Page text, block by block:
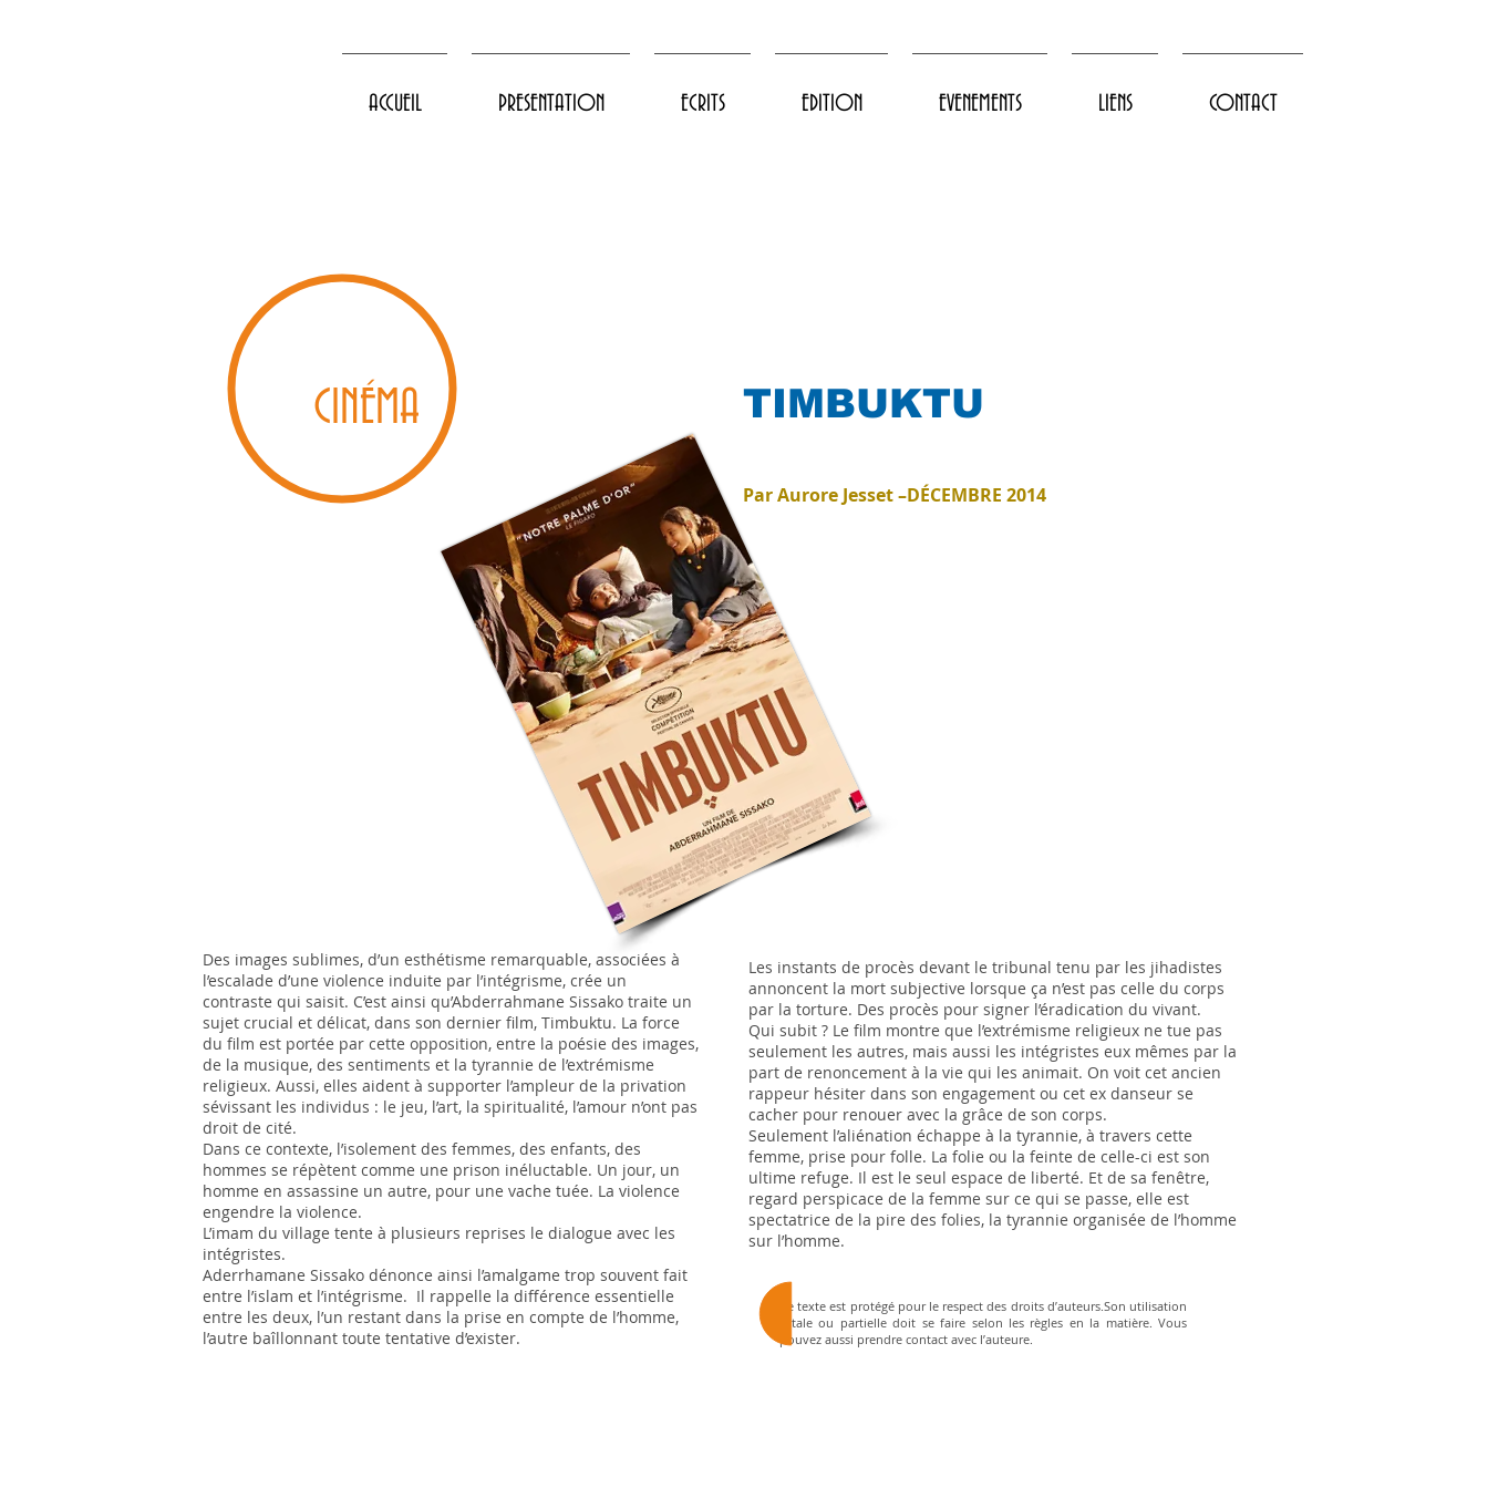
ACCUEIL PRESENTATION ECRITS EDITION EVENEMENTS LIENS CONTACT
Ce texte est protégé pour le respect des droits d’auteurs.Son utilisation
totale ou partielle doit se faire selon les règles en la matière. Vous
pouvez aussi prendre contact avec l’auteure.
Les instants de procès devant le tribunal tenu par les jihadistes
annoncent la mort subjective lorsque ça n’est pas celle du corps
par la torture. Des procès pour signer l’éradication du vivant.
Qui subit ? Le film montre que l’extrémisme religieux ne tue pas
seulement les autres, mais aussi les intégristes eux mêmes par la
part de renoncement à la vie qui les animait. On voit cet ancien
rappeur hésiter dans son engagement ou cet ex danseur se
cacher pour renouer avec la grâce de son corps.
Seulement l’aliénation échappe à la tyrannie, à travers cette
femme, prise pour folle. La folie ou la feinte de celle-ci est son
ultime refuge. Il est le seul espace de liberté. Et de sa fenêtre,
regard perspicace de la femme sur ce qui se passe, elle est
spectatrice de la pire des folies, la tyrannie organisée de l’homme
sur l’homme.
Des images sublimes, d’un esthétisme remarquable, associées à
l’escalade d’une violence induite par l’intégrisme, crée un
contraste qui saisit. C’est ainsi qu’Abderrahmane Sissako traite un
sujet crucial et délicat, dans son dernier film, Timbuktu. La force
du film est portée par cette opposition, entre la poésie des images,
de la musique, des sentiments et la tyrannie de l’extrémisme
religieux. Aussi, elles aident à supporter l’ampleur de la privation
sévissant les individus : le jeu, l’art, la spiritualité, l’amour n’ont pas
droit de cité.
Dans ce contexte, l’isolement des femmes, des enfants, des
hommes se répètent comme une prison inéluctable. Un jour, un
homme en assassine un autre, pour une vache tuée. La violence
engendre la violence.
L’imam du village tente à plusieurs reprises le dialogue avec les
intégristes.
Aderrhamane Sissako dénonce ainsi l’amalgame trop souvent fait
entre l’islam et l’intégrisme. Il rappelle la différence essentielle
entre les deux, l’un restant dans la prise en compte de l’homme,
l’autre baîllonnant toute tentative d’exister.
TIMBUKTU
Par Aurore Jesset –DÉCEMBRE 2014
CINÉMA